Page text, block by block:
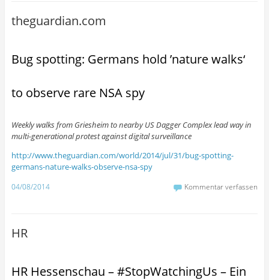
theguardian.com
Bug spotting: Germans hold ’nature walks‘
to observe rare NSA spy
Weekly walks from Griesheim to nearby US Dagger Complex lead way in
multi-generational protest against digital surveillance
http://www.theguardian.com/world/2014/jul/31/bug-spotting-
germans-nature-walks-observe-nsa-spy
04/08/2014 Kommentar verfassen
HR
HR Hessenschau – #StopWatchingUs – Ein